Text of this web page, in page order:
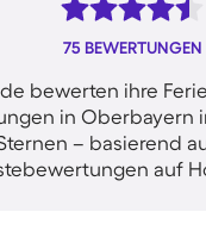
75 BEWERTUNGEN
bewerten ihre
in Oberbayern
– basierend
auf